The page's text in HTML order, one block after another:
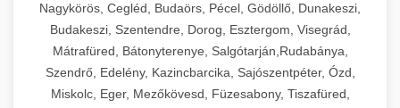
Nagykörös, Cegléd, Budaörs, Pécel, Gödöllő, Dunakeszi,
Budakeszi, Szentendre, Dorog, Esztergom, Visegrád,
Mátrafüred, Bátonyterenye, Salgótarján,Rudabánya,
Szendrő, Edelény, Kazincbarcika, Sajószentpéter, Ózd,
Miskolc, Eger, Mezőkövesd, Füzesabony, Tiszafüred,